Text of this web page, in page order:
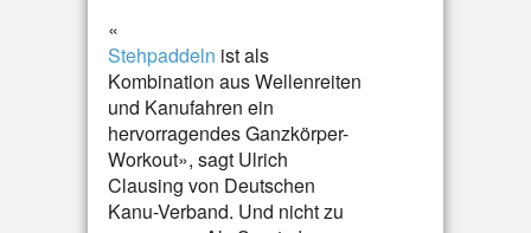
«
Stehpaddeln ist als
Kombination aus Wellenreiten
und Kanufahren ein
hervorragendes Ganzkörper-
Workout», sagt Ulrich
Clausing von Deutschen
Kanu-Verband. Und nicht zu